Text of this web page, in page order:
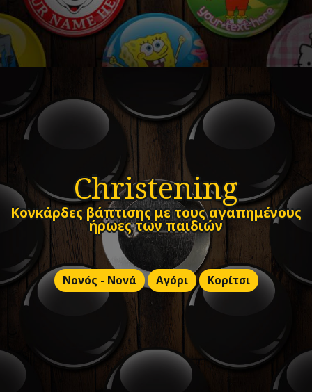
Christening
Κονκάρδες βάπτισης με τους αγαπημένους
ήρωες των παιδιών
Νονός - Νονά Αγόρι Κορίτσι